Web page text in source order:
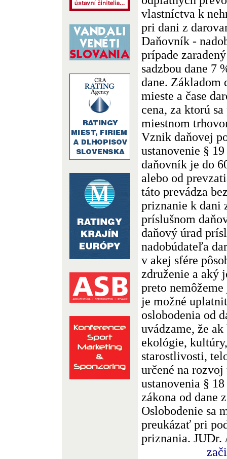
vlastníctva k
pri dani z
Daňovník -
prípade
sadzbou dane 7
dane. Základom
mieste a čase
cena, za ktorú
miestnom
Vznik daňovej
ustanovenie §
daňovník je do
alebo od
táto prevádza
priznanie k dani
príslušnom
daňový úrad
nadobúdateľa
v akej sfére
združenie a aký
preto
je možné
oslobodenia od
uvádzame, že
ekológie,
starostlivosti,
určené na
ustanovenia §
zákona od dane
Oslobodenie sa
preukázať pri
priznania. JUDr.